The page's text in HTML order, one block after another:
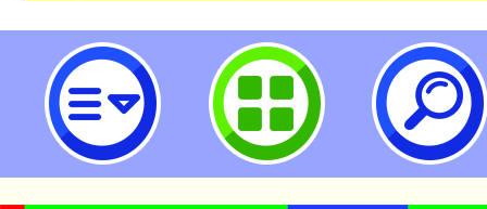
中國醫藥大學推廣教育中心「
學營隊」課程簡章-桃園市立瑞坪